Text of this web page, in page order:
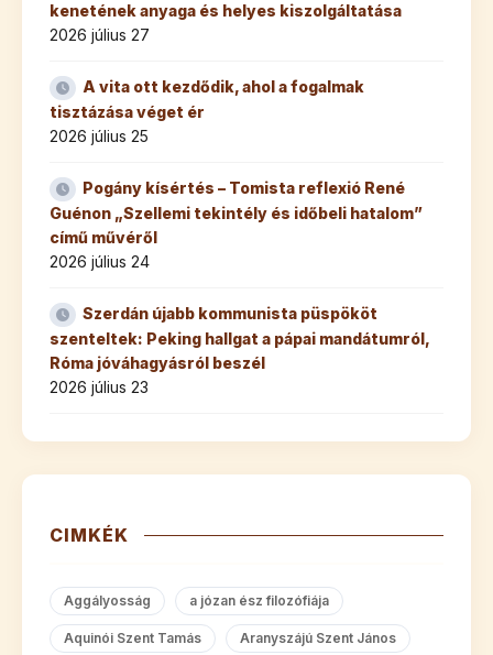
kenetének anyaga és helyes kiszolgáltatása
2026 július 27
A vita ott kezdődik, ahol a fogalmak
tisztázása véget ér
2026 július 25
Pogány kísértés – Tomista reflexió René
Guénon „Szellemi tekintély és időbeli hatalom”
című művéről
2026 július 24
Szerdán újabb kommunista püspököt
szenteltek: Peking hallgat a pápai mandátumról,
Róma jóváhagyásról beszél
2026 július 23
CIMKÉK
Aggályosság a józan ész filozófiája
Aquinói Szent Tamás Aranyszájú Szent János